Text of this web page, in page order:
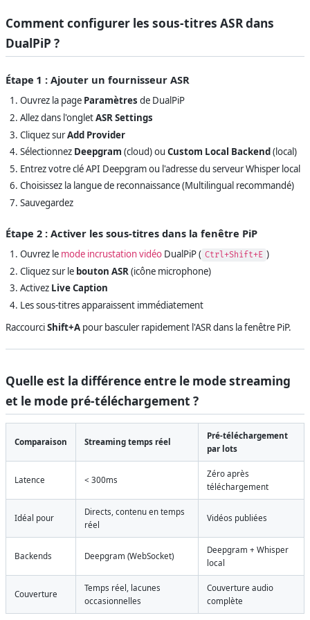
Comment configurer les sous-titres ASR dans
DualPiP ?
Étape 1 : Ajouter un fournisseur ASR
Ouvrez la page Paramètres de DualPiP
Allez dans l'ongletASR Settings
Cliquez surAdd Provider
Sélectionnez Deepgram (cloud) ouCustom Local Backend(local)
Entrez votre clé API Deepgram ou l'adresse du serveur Whisper local
Choisissez la langue de reconnaissance (Multilingual recommandé)
Sauvegardez
Étape 2 : Activer les sous-titres dans la fenêtre PiP
Ouvrez le mode incrustation vidéo DualPiP ( Ctrl+Shift+E )
Cliquez sur le bouton ASR (icône microphone)
Activez Live Caption
Les sous-titres apparaissent immédiatement
RaccourciShift+A pour basculer rapidement l'ASR dans la fenêtre PiP.
Quelle est la différence entre le mode streaming
et le mode pré-téléchargement ?
Comparaison Streaming temps réel
Pré-téléchargement
par lots
Latence < 300ms
Zéro après
téléchargement
Idéal pour
Directs, contenu en temps
réel
Vidéos publiées
Backends Deepgram (WebSocket)
Deepgram + Whisper
local
Couverture
Temps réel, lacunes
occasionnelles
Couverture audio
complète